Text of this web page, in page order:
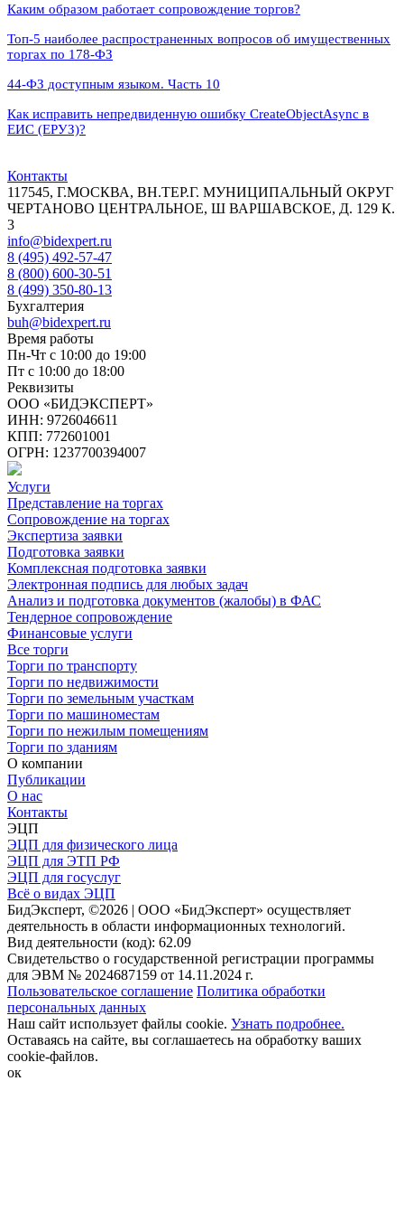
Каким образом работает сопровождение торгов?
Топ-5 наиболее распространенных вопросов об имущественных
торгах по 178-ФЗ
44‑ФЗ доступным языком. Часть 10
Как исправить непредвиденную ошибку CreateObjectAsync в
ЕИС (ЕРУЗ)?
Контакты
117545, Г.МОСКВА, ВН.ТЕР.Г. МУНИЦИПАЛЬНЫЙ ОКРУГ
ЧЕРТАНОВО ЦЕНТРАЛЬНОЕ, Ш ВАРШАВСКОЕ, Д. 129 К.
3
info@bidexpert.ru
8 (495) 492-57-47
8 (800) 600-30-51
8 (499) 350-80-13
Бухгалтерия
buh@bidexpert.ru
Время работы
Пн-Чт с 10:00 до 19:00
Пт с 10:00 до 18:00
Реквизиты
ООО «БИДЭКСПЕРТ»
ИНН: 9726046611
КПП: 772601001
ОГРН: 1237700394007
Услуги
Представление на торгах
Сопровождение на торгах
Экспертиза заявки
Подготовка заявки
Комплексная подготовка заявки
Электронная подпись для любых задач
Анализ и подготовка документов (жалобы) в ФАС
Тендерное сопровождение
Финансовые услуги
Все торги
Торги по транспорту
Торги по недвижимости
Торги по земельным участкам
Торги по машиноместам
Торги по нежилым помещениям
Торги по зданиям
О компании
Публикации
О нас
Контакты
ЭЦП
ЭЦП для физического лица
ЭЦП для ЭТП РФ
ЭЦП для госуслуг
Всё о видах ЭЦП
БидЭксперт, ©2026 | ООО «БидЭксперт» осуществляет
деятельность в области информационных технологий.
Вид деятельности (код): 62.09
Свидетельство о государственной регистрации программы
для ЭВМ № 2024687159 от 14.11.2024 г.
Пользовательское соглашение Политика обработки
персональных данных
Наш сайт использует файлы cookie. Узнать подробнее.
Оставаясь на сайте, вы соглашаетесь на обработку ваших
cookie-файлов.
ок